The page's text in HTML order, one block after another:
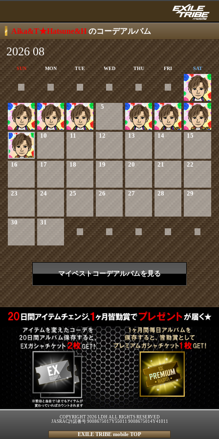
Aika&T★Hatsune&H のコーデアルバム
2026 08
SUN MON TUE WED THU FRI SAT
1
2 3 4 5 6 7 8
9 10 11 12 13 14 15
16 17 18 19 20 21 22
23 24 25 26 27 28 29
30 31
マイベストコーデアルバムを見る
COPYRIGHT 2026 LDH ALL RIGHTS RESERVED
JASRAC許諾番号 9008675017Y55011 9008675014Y41011
EXILE TRIBE mobile TOP